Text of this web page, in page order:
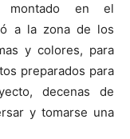
montado en el
a la zona de los
y colores, para
preparados para
decenas de
y tomarse una